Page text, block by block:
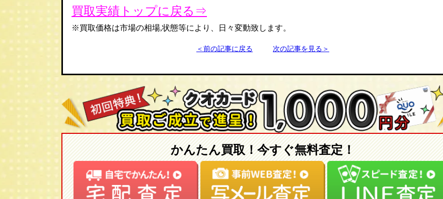
買取実績トップに戻る⇒
※買取価格は市場の相場,状態等により、日々変動致します。
＜前の記事に戻る 次の記事を見る＞
かんたん買取！今すぐ無料査定！